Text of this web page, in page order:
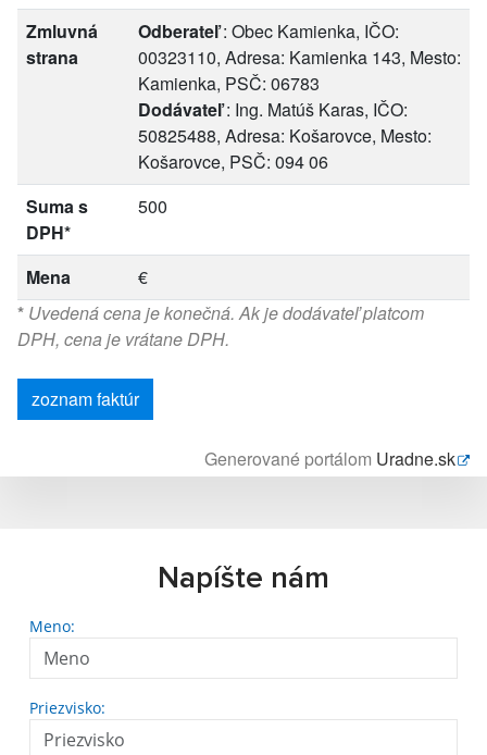
Zmluvná
strana
Odberateľ: Obec Kamienka, IČO:
00323110, Adresa: Kamienka 143, Mesto:
Kamienka, PSČ: 06783
Dodávateľ: Ing. Matúš Karas, IČO:
50825488, Adresa: Košarovce, Mesto:
Košarovce, PSČ: 094 06
Suma s
DPH*
500
Mena
€
* Uvedená cena je konečná. Ak je dodávateľ platcom
DPH, cena je vrátane DPH.
zoznam faktúr
Generované portálom Uradne.sk
Napíšte nám
Meno:
Priezvisko: